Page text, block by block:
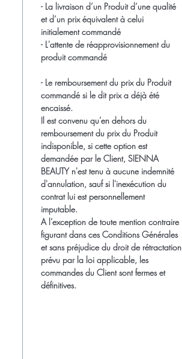
- La livraison d’un Produit d’une qualité
et d’un prix équivalent à celui
initialement commandé
- L'attente de réapprovisionnement du
produit commandé
- Le remboursement du prix du Produit
commandé si le dit prix a déjà été
encaissé.
Il est convenu qu’en dehors du
remboursement du prix du Produit
indisponible, si cette option est
demandée par le Client, SIENNA
BEAUTY n'est tenu à aucune indemnité
d'annulation, sauf si l'inexécution du
contrat lui est personnellement
imputable.
A l’exception de toute mention contraire
figurant dans ces Conditions Générales
et sans préjudice du droit de rétractation
prévu par la loi applicable, les
commandes du Client sont fermes et
définitives.